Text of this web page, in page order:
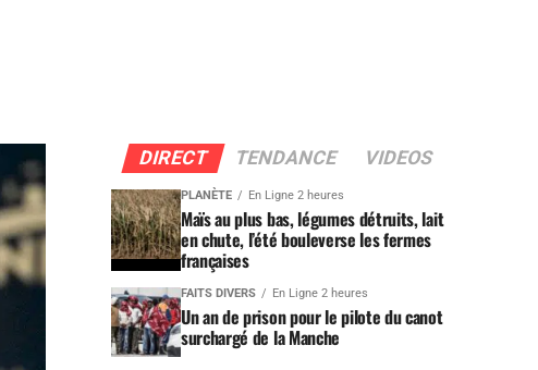
DIRECT TENDANCE VIDEOS
PLANÈTE En Ligne 2 heures
Maïs au plus bas, légumes détruits, lait
en chute, l’été bouleverse les fermes
françaises
FAITS DIVERS En Ligne 2 heures
Un an de prison pour le pilote du canot
surchargé de la Manche